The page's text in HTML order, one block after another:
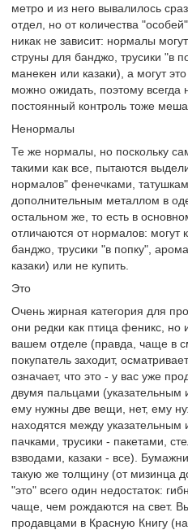
метро и из него вывалилось
отдел, но от количества
никак не зависит: нормалы
струны для банджо, трусики "в
манекен или казаки), а могут
можно ожидать, поэтому всегда
постоянный контроль тоже
Ненормалы
Те же нормалы, но поскольку
такими как все, пытаются
нормалов" фенечками,
дополнительным металлом в
остальном же, то есть в
отличаются от нормалов: могут
банджо, трусики "в попку",
казаки) или не купить.
Это
Очень жирная категория для
они редки как птица феникс, но
вашем отделе (правда, чаще в
покупатель заходит,
означает, что это - у вас уже
двумя пальцами (указательным
ему нужны две вещи, нет, ему
находятся между указательным
пачками, трусики - пакетами,
взводами, казаки - все).
такую же толщину (от мизинца
"это" всего один недостаток:
чаще, чем рождаются на свет.
продавцами в Красную Книгу